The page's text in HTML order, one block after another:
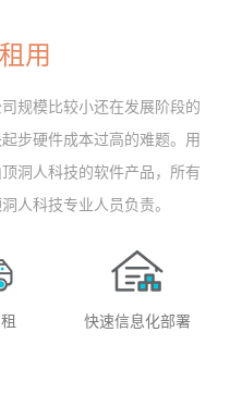
用
规模比较小还在发展阶段的
步硬件成本过高的难题。用
洞人科技的软件产品，所有
人科技专业人员负责。
快速信息化部署